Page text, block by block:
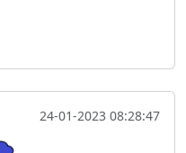
24-01-2023 08:28:47